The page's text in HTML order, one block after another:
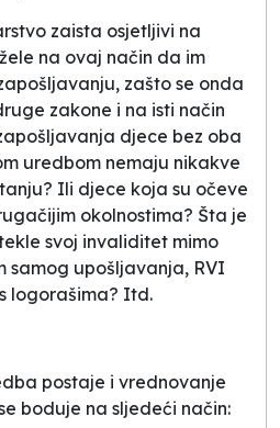
zaista osjetljivi na
na ovaj način da im
zašto se onda
zakone i na isti način
djece bez oba
uredbom nemaju nikakve
Ili djece koja su očeve
okolnostima? Šta je
svoj invaliditet mimo
samog upošljavanja, RVI
logorašima? Itd.
postaje i vrednovanje
boduje na sljedeći način: